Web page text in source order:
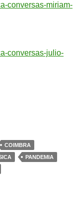
conversas-miriam-
conversas-julio-
COIMBRA
PANDEMIA